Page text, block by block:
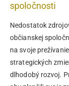
spoločnosti
Nedostatok
občianskej
na svoje
strategických
dlhodobý rozvoj.